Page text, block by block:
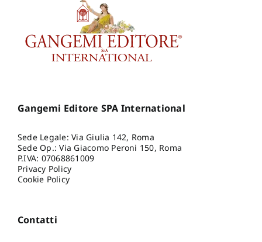
Gangemi Editore SPA International
Sede Legale: Via Giulia 142, Roma
Sede Op.: Via Giacomo Peroni 150, Roma
P.IVA: 07068861009
Privacy Policy
Cookie Policy
Contatti